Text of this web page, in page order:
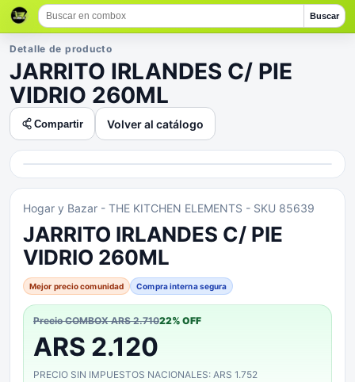
Buscar
Detalle de producto
JARRITO IRLANDES C/ PIE
VIDRIO 260ML
Compartir Volver al catálogo
Hogar y Bazar - THE KITCHEN ELEMENTS - SKU 85639
JARRITO IRLANDES C/ PIE
VIDRIO 260ML
Mejor precio comunidad Compra interna segura
Precio COMBOXARS 2.71022% OFF
ARS 2.120
PRECIO SIN IMPUESTOS NACIONALES: ARS 1.752